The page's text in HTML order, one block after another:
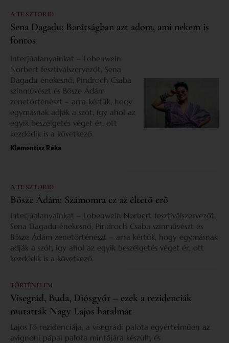
A TE SZTORID
Sena Dagadu: Barátságban azt adom, ami nekem is
fontos
Interjúalanyainkat – Lobenwein
Norbert fesztiválszervezőt, Sena
Dagadu énekesnő, Pindroch Csaba
színművészt és Bősze Ádám
zenetörténészt – arra kértük, hogy
egymásnak adják a szót, így ahol az
egyik beszélgetés véget ér, ott
kezdődik is a következő.
Klementisz Réka
A TE SZTORID
Bősze Ádám: Számomra ez az éltető erő
Interjúalanyainkat – Lobenwein Norbert fesztiválszervezőt,
Sena Dagadu énekesnő, Pindroch Csaba színművészt és
Bősze Ádám zenetörténészt – arra kértük, hogy egymásnak
adják a szót, így ahol az egyik beszélgetés véget ér, ott
kezdődik is a következő.
TÖRTÉNELEM
Visegrád, Buda, Diósgyőr – ezek a rezidenciák
mutatták Nagy Lajos hatalmát
Lajos fő rezidenciája, a visegrádi palota egyértelműen az
avignoni pápai palota mintájára készült, és